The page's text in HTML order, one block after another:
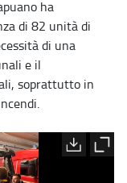
ha
di 82 unità di
di una
e il
soprattutto in